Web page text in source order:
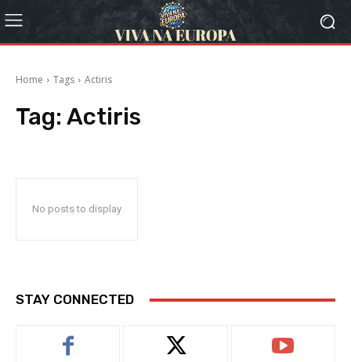
Home Tags Actiris
Tag: Actiris
No posts to display
STAY CONNECTED